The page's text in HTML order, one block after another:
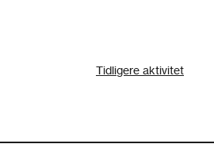
Tidligere aktivitet